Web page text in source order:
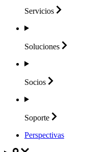
Servicios
Soluciones
Socios
Soporte
Perspectivas